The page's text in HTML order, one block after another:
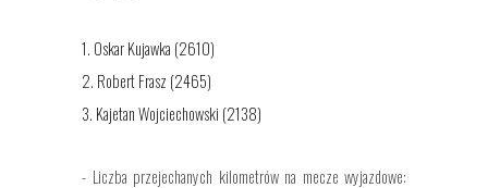
1. Oskar Kujawka (2610)
2. Robert Frasz (2465)
3. Kajetan Wojciechowski (2138)
- Liczba przejechanych kilometrów na mecze wyjazdowe: